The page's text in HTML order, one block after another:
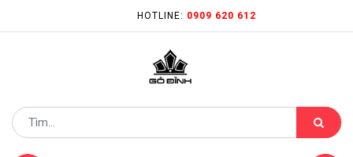
HOTLINE: 0909 620 612